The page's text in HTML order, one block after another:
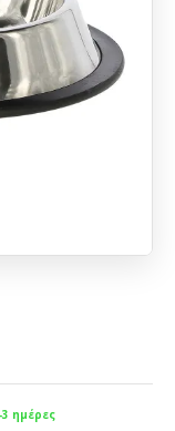
ημέρες